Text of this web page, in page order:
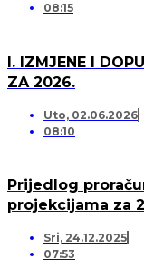
08:15
I. IZMJENE I
ZA 2026.
Uto, 02.06.2026
08:10
Prijedlog
projekcijama za
Sri, 24.12.2025
07:53